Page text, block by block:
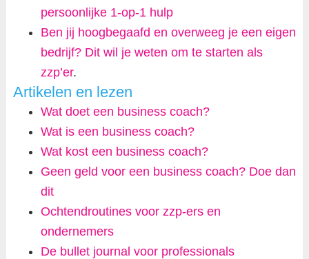
persoonlijke 1-op-1 hulp
Ben jij hoogbegaafd en overweeg je een eigen
bedrijf? Dit wil je weten om te starten als
zzp’er.
Artikelen en lezen
Wat doet een business coach?
Wat is een business coach?
Wat kost een business coach?
Geen geld voor een business coach? Doe dan
dit
Ochtendroutines voor zzp-ers en
ondernemers
De bullet journal voor professionals